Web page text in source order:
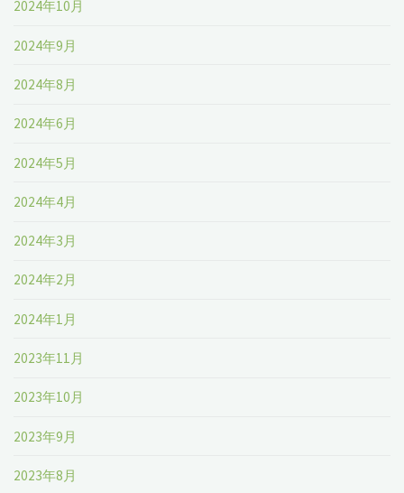
2024年10月
2024年9月
2024年8月
2024年6月
2024年5月
2024年4月
2024年3月
2024年2月
2024年1月
2023年11月
2023年10月
2023年9月
2023年8月